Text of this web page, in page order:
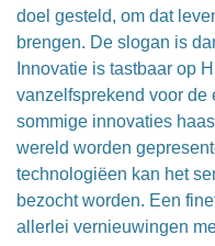
doel gesteld, om dat
brengen. De slogan is
Innovatie is tastbaar op
vanzelfsprekend voor de
sommige innovaties
wereld worden
technologiëen kan het
bezocht worden. Een
allerlei vernieuwingen